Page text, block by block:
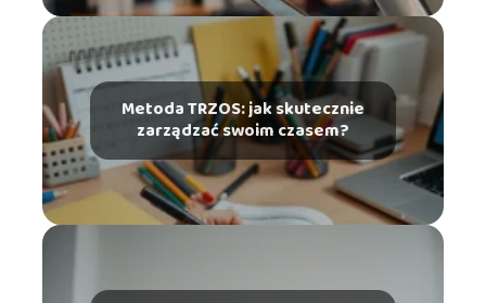
Metoda TRZOS: jak skutecznie
zarządzać swoim czasem?